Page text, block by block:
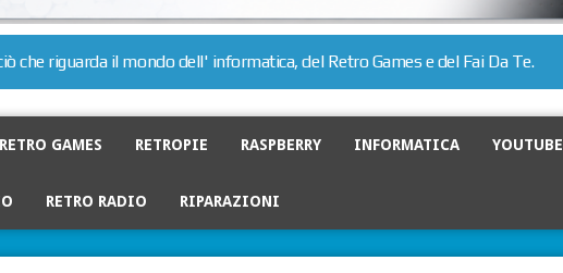
che riguarda il mondo dell' informatica, del Retro Games e del Fai Da Te.
RETRO GAMES RETROPIE RASPBERRY INFORMATICA YOUTUBE
RETRO RADIO RIPARAZIONI